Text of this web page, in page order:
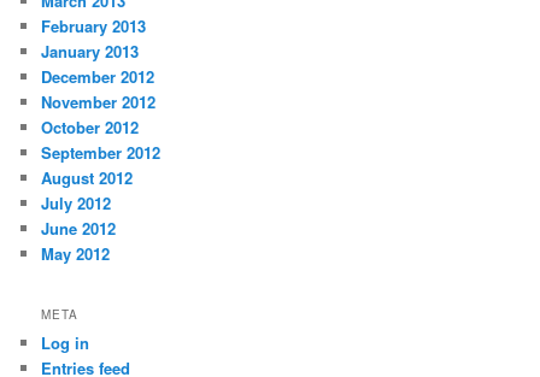
February 2013
January 2013
December 2012
November 2012
October 2012
September 2012
August 2012
July 2012
June 2012
May 2012
META
Log in
Entries feed